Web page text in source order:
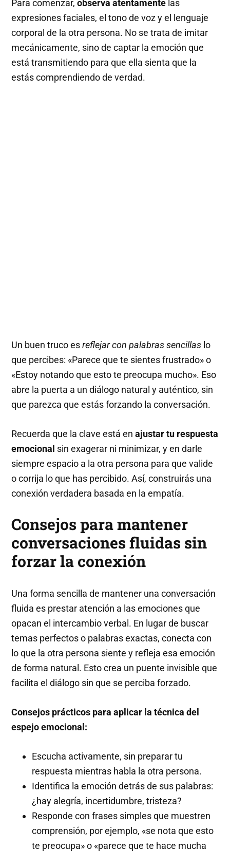
Para comenzar,observa atentamente las
expresiones faciales, el tono de voz y el lenguaje
corporal de la otra persona. No se trata de imitar
mecánicamente, sino de captar la emoción que
está transmitiendo para que ella sienta que la
estás comprendiendo de verdad.
Un buen truco esreflejar con palabras sencillas lo
que percibes: «Parece que te sientes frustrado» o
«Estoy notando que esto te preocupa mucho». Eso
abre la puerta a un diálogo natural y auténtico, sin
que parezca que estás forzando la conversación.
Recuerda que la clave está enajustar tu respuesta
emocional sin exagerar ni minimizar, y en darle
siempre espacio a la otra persona para que valide
o corrija lo que has percibido. Así, construirás una
conexión verdadera basada en la empatía.
Consejos para mantener
conversaciones fluidas sin
forzar la conexión
Una forma sencilla de mantener una conversación
fluida es prestar atención a las emociones que
opacan el intercambio verbal. En lugar de buscar
temas perfectos o palabras exactas, conecta con
lo que la otra persona siente y refleja esa emoción
de forma natural. Esto crea un puente invisible que
facilita el diálogo sin que se perciba forzado.
Consejos prácticos para aplicar la técnica del
espejo emocional:
Escucha activamente, sin preparar tu
respuesta mientras habla la otra persona.
Identifica la emoción detrás de sus palabras:
¿hay alegría, incertidumbre, tristeza?
Responde con frases simples que muestren
comprensión, por ejemplo, «se nota que esto
te preocupa» o «parece que te hace mucha